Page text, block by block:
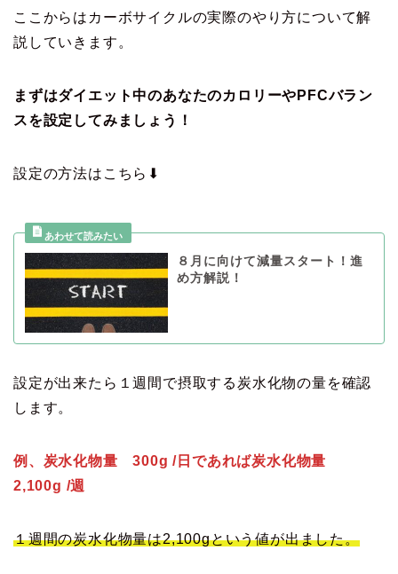
ここからはカーボサイクルの実際のやり方について解
説していきます。
まずはダイエット中のあなたのカロリーやPFCバラン
スを設定してみましょう！
設定の方法はこちら⬇︎
８月に向けて減量スタート！進
め方解説！
設定が出来たら１週間で摂取する炭水化物の量を確認
します。
例、炭水化物量 300g /日であれば炭水化物量
2,100g /週
１週間の炭水化物量は2,100gという値が出ました。